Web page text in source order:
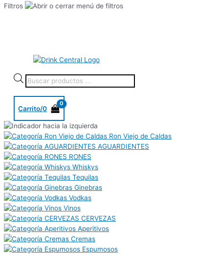
Filtros
Carrito/0
Ron Viejo de Caldas
AGUARDIENTES
RONES
Whiskys
Tequilas
Ginebras
Vodkas
Vinos
CERVEZAS
Aperitivos
Cremas
Espumosos